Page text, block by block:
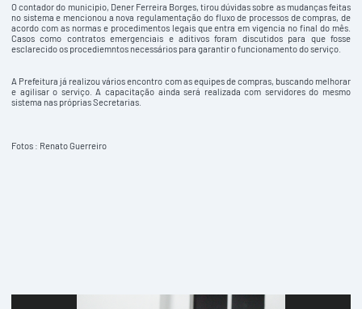
O contador do municipio, Dener Ferreira Borges, tirou dúvidas sobre as mudanças feitas
no sistema e mencionou a nova regulamentação do fluxo de processos de compras, de
acordo com as normas e procedimentos legais que entra em vigencia no final do mês.
Casos como contratos emergenciais e aditivos foram discutidos para que fosse
esclarecido os procediemntos necessários para garantir o funcionamento do serviço.
A Prefeitura já realizou vários encontro com as equipes de compras, buscando melhorar
e agilisar o serviço. A capacitação ainda será realizada com servidores do mesmo
sistema nas próprias Secretarias.
Fotos : Renato Guerreiro